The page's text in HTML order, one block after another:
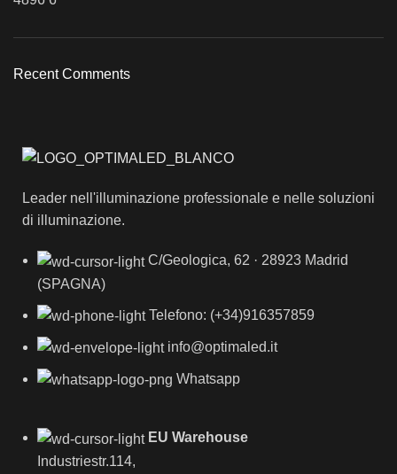
Recent Comments
Leader nell'illuminazione professionale e nelle soluzioni
di illuminazione.
C/Geologica, 62 · 28923 Madrid
(SPAGNA)
Telefono: (+34)916357859
info@optimaled.it
Whatsapp
EU Warehouse
Industriestr.114,